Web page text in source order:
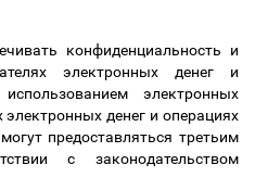
конфиденциальность и
электронных денег и
электронных
электронных денег и операциях
предоставляться третьим
с законодательством